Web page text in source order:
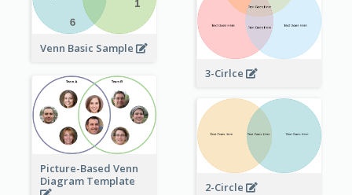
Venn Basic Sample
3-Cirlce
Picture-Based Venn
Diagram Template
2-Circle